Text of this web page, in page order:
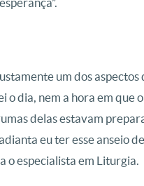
um dos aspectos
dia, nem a hora em que
delas estavam
eu ter esse anseio
o especialista em Liturgia.